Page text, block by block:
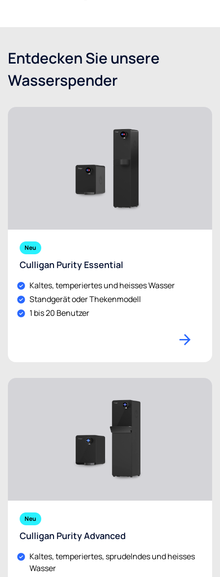
Entdecken Sie unsere
Wasserspender
Neu
Culligan Purity Essential
Kaltes, temperiertes und heisses Wasser
Standgerät oder Thekenmodell
1 bis 20 Benutzer
Neu
Culligan Purity Advanced
Kaltes, temperiertes, sprudelndes und heisses
Wasser